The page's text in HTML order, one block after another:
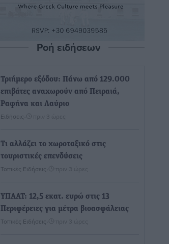
Ροή ειδήσεων
Τριήμερο εξόδου: Πάνω από 129.000
επιβάτες αναχωρούν από Πειραιά,
Ραφήνα και Λαύριο
Ειδήσεις πριν 3 ώρες
Τι αλλάζει το χωροταξικό στις
τουριστικές επενδύσεις
Τοπικές Ειδήσεις πριν 3 ώρες
ΥΠΑΑΤ: 12,5 εκατ. ευρώ στις 13
Περιφέρειες για μέτρα βιοασφάλειας
Τοπικές Ειδήσεις πριν 3 ώρες